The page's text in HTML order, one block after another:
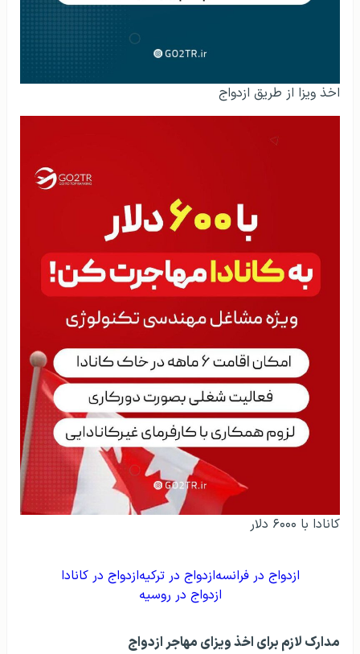
اخذ ویزا از طریق ازدواج
کانادا با ۶۰۰۰ دلار
ازدواج در فرانسهازدواج در ترکیهازدواج در کانادا
ازدواج در روسیه
مدارک لازم برای اخذ ویزای مهاجر ازدواج